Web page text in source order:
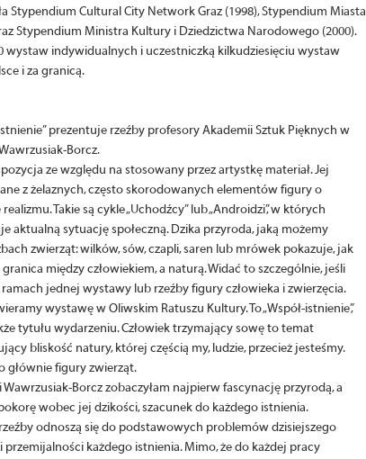
Stypendium Cultural City Network Graz (1998), Stypendium Miasta
Stypendium Ministra Kultury i Dziedzictwa Narodowego (2000).
wystaw indywidualnych i uczestniczką kilkudziesięciu wystaw
i za granicą.
prezentuje rzeźby profesory Akademii Sztuk Pięknych w
Borcz.
ze względu na stosowany przez artystkę materiał. Jej
z żelaznych, często skorodowanych elementów figury o
Takie są cykle „Uchodźcy” lub „Androidzi”, w których
aktualną sytuację społeczną. Dzika przyroda, jaką możemy
zwierząt: wilków, sów, czapli, saren lub mrówek pokazuje, jak
granica między człowiekiem, a naturą. Widać to szczególnie, jeśli
jednej wystawy lub rzeźby figury człowieka i zwierzęcia.
wystawę w Oliwskim Ratuszu Kultury. To „Współ-istnienie”,
tytułu wydarzeniu. Człowiek trzymający sowę to temat
bliskość natury, której częścią my, ludzie, przecież jesteśmy.
głównie figury zwierząt.
Borcz zobaczyłam najpierw fascynację przyrodą, a
wobec jej dzikości, szacunek do każdego istnienia.
odnoszą się do podstawowych problemów dzisiejszego
przemijalności każdego istnienia. Mimo, że do każdej pracy